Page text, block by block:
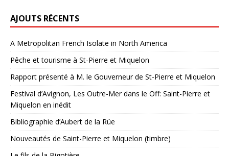
AJOUTS RÉCENTS
A Metropolitan French Isolate in North America
Pêche et tourisme à St-Pierre et Miquelon
Rapport présenté à M. le Gouverneur de St-Pierre et Miquelon
Festival d’Avignon, Les Outre-Mer dans le Off: Saint-Pierre et
Miquelon en inédit
Bibliographie d’Aubert de la Rüe
Nouveautés de Saint-Pierre et Miquelon (timbre)